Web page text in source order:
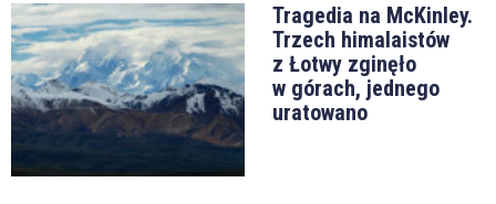
Tragedia na McKinley.
Trzech himalaistów
z Łotwy zginęło
w górach, jednego
uratowano